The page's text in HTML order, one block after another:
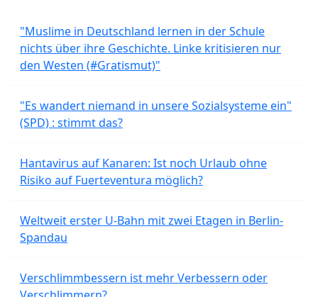
"Muslime in Deutschland lernen in der Schule
nichts über ihre Geschichte. Linke kritisieren nur
den Westen (#Gratismut)"
"Es wandert niemand in unsere Sozialsysteme ein"
(SPD) : stimmt das?
Hantavirus auf Kanaren: Ist noch Urlaub ohne
Risiko auf Fuerteventura möglich?
Weltweit erster U-Bahn mit zwei Etagen in Berlin-
Spandau
Verschlimmbessern ist mehr Verbessern oder